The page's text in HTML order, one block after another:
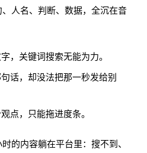
人名、判断、数据，全沉在音
关键词搜索无能为力。
话，却没法把那一秒发给别
点，只能拖进度条。
的内容躺在平台里：搜不到、